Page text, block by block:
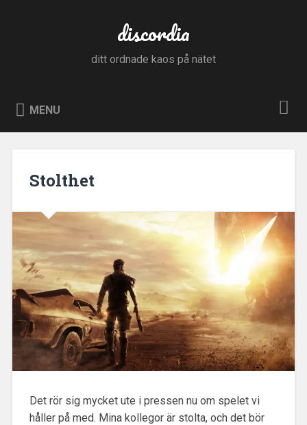
discordia
ditt ordnade kaos på nätet
MENU
Stolthet
Det rör sig mycket ute i pressen nu om spelet vi
håller på med. Mina kollegor är stolta, och det bör